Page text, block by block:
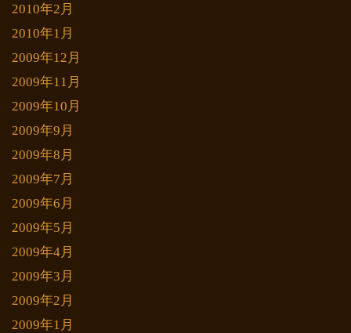
2010年2月
2010年1月
2009年12月
2009年11月
2009年10月
2009年9月
2009年8月
2009年7月
2009年6月
2009年5月
2009年4月
2009年3月
2009年2月
2009年1月